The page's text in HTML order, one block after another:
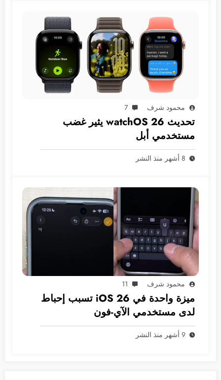
محمود شرف 7
تحديث watchOS 26 يثير غضب
مستخدمي أبل
8 أشهر منذ النشر
محمود شرف 11
ميزة واحدة في iOS 26 تسبب إحباط
لدى مستخدمي الآي-فون
9 أشهر منذ النشر